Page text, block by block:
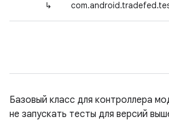
↳
Базовый класс для контроллера
не запускать тесты для версий